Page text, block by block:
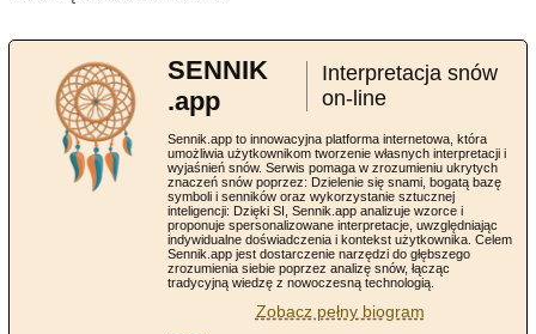
SENNIK
.app
Interpretacja snów
on-line
Sennik.app to innowacyjna platforma internetowa, która
umożliwia użytkownikom tworzenie własnych interpretacji i
wyjaśnień snów. Serwis pomaga w zrozumieniu ukrytych
znaczeń snów poprzez: Dzielenie się snami, bogatą bazę
symboli i senników oraz wykorzystanie sztucznej
inteligencji: Dzięki SI, Sennik.app analizuje wzorce i
proponuje spersonalizowane interpretacje, uwzględniając
indywidualne doświadczenia i kontekst użytkownika. Celem
Sennik.app jest dostarczenie narzędzi do głębszego
zrozumienia siebie poprzez analizę snów, łącząc
tradycyjną wiedzę z nowoczesną technologią.
Zobacz pełny biogram